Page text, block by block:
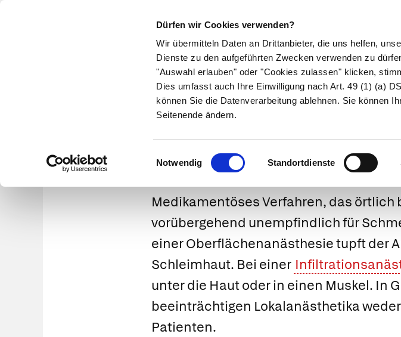
Dürfen wir Cookies verwenden?
Wir übermitteln Daten an Drittanbieter, die uns helfen,
Dienste zu den aufgeführten Zwecken verwenden zu
"Auswahl erlauben" oder "Cookies zulassen" klicken,
Dies umfasst auch Ihre Einwilligung nach Art. 49 (1) (a)
können Sie die Datenverarbeitung ablehnen. Sie können
Seitenende ändern.
Einwilligungsauswahl
Notwendig Standortdienste
Symptome Therapie Medikamente
Medikamentöses Verfahren, das örtlich
vorübergehend unempfindlich für
einerOberflächenanästhesietupft der
Schleimhaut. Bei einer
unter die Haut oder in einen Muskel. In
beeinträchtigen Lokalanästhetika
Patienten.